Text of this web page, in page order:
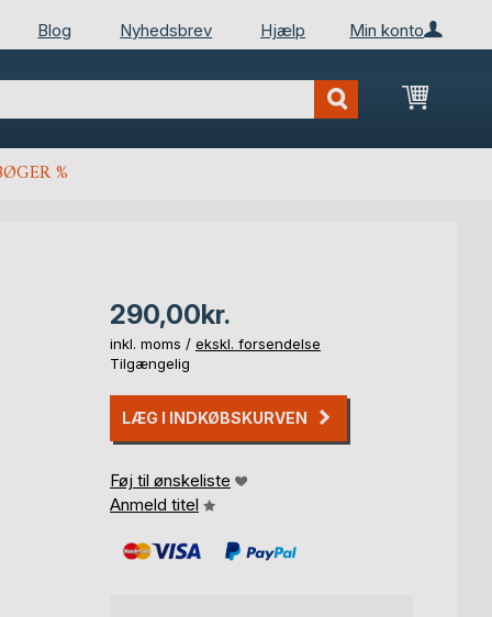
Min konto
Blog Nyhedsbrev Hjælp
Min
%
290,00kr.
inkl. moms / ekskl. forsendelse
Tilgængelig
LÆG I INDKØBSKURVEN
Føj til ønskeliste
Anmeld titel